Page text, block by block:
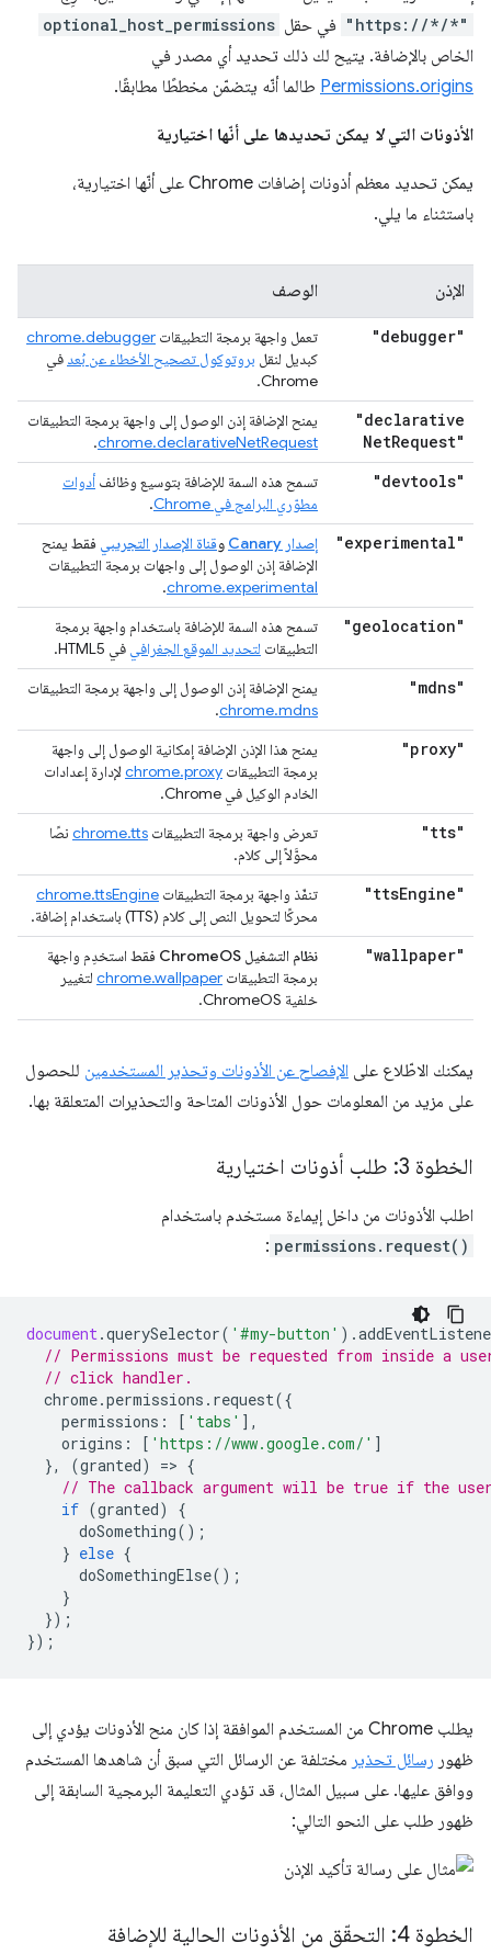
"https://*/*" في حقل optional_host_permissions
الخاص بالإضافة. يتيح لك ذلك تحديد أي مصدر في
Permissions.origins طالما أنّه يتضمّن مخططًا مطابقًا.
الأذونات التيلا يمكن تحديدها على أنّها اختيارية
يمكن تحديد معظم أذونات إضافات Chrome على أنّها اختيارية،
باستثناء ما يلي.
الإذن الوصف
"debugger" تعمل واجهة برمجة التطبيقات chrome.debugger
كبديل لنقل بروتوكول تصحيح الأخطاء عن بُعد في
Chrome.
"declarative
NetRequest"
يمنح الإضافة إذن الوصول إلى واجهة برمجة التطبيقات
chrome.declarativeNetRequest
.
"devtools" تسمح هذه السمة للإضافة بتوسيع وظائف أدوات
مطوّري البرامج في Chrome
.
"experimental" إصدار Canary وقناة الإصدار التجريبي فقط يمنح
الإضافة إذن الوصول إلى واجهات برمجة التطبيقات
chrome.experimental
.
"geolocation"
تسمح هذه السمة للإضافة باستخدام واجهة برمجة
التطبيقات لتحديد الموقع الجغرافي في HTML5.
"mdns"
يمنح الإضافة إذن الوصول إلى واجهة برمجة التطبيقات
chrome.mdns
.
"proxy"
يمنح هذا الإذن الإضافة إمكانية الوصول إلى واجهة
برمجة التطبيقات chrome.proxy لإدارة إعدادات
الخادم الوكيل في Chrome.
"tts" تعرض واجهة برمجة التطبيقات chrome.tts نصًا
محوَّلاً إلى كلام.
"ttsEngine" تنفّذ واجهة برمجة التطبيقات chrome.ttsEngine
محركًا لتحويل النص إلى كلام (TTS) باستخدام إضافة.
"wallpaper" نظام التشغيل ChromeOS فقط
استخدِم واجهة
برمجة التطبيقات chrome.wallpaper لتغيير
خلفية ChromeOS.
يمكنك الاطّلاع على الإفصاح عن الأذونات وتحذير المستخدمين للحصول
على مزيد من المعلومات حول الأذونات المتاحة والتحذيرات المتعلقة بها.
الخطوة 3: طلب أذونات اختيارية
اطلب الأذونات من داخل إيماءة مستخدم باستخدام
permissions.request()
:
document.querySelector( '#my-button' ).
// Permissions must be requested from inside a
// click handler.
chrome.permissions . request({
permissions : [ 'tabs' ],
origins : [ 'https://www.google.com/' ]
},
(granted) => {
// The callback argument will be true if the
if (granted)
{
doSomething();
} else {
doSomethingElse();
}
});
});
يطلب Chrome من المستخدم الموافقة إذا كان منح الأذونات يؤدي إلى
ظهور رسائل تحذير مختلفة عن الرسائل التي سبق أن شاهدها المستخدم
ووافق عليها. على سبيل المثال، قد تؤدي التعليمة البرمجية السابقة إلى
ظهور طلب على النحو التالي:
الخطوة 4: التحقّق من الأذونات الحالية للإضافة